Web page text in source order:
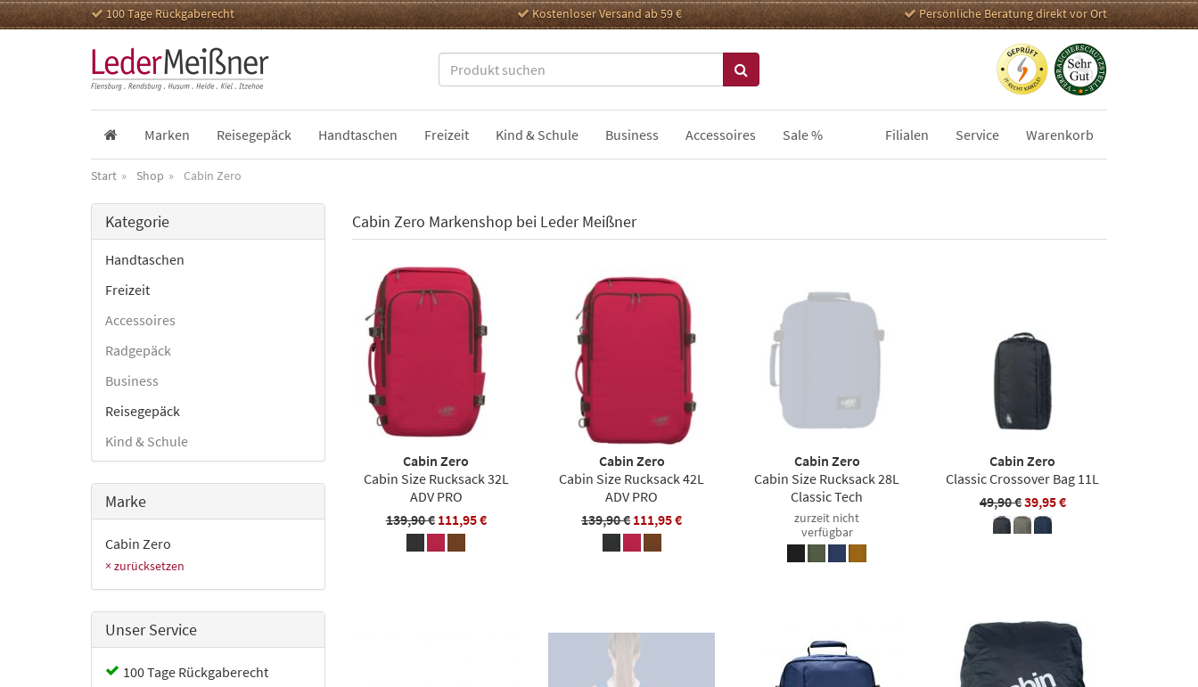
100 Tage Rückgaberecht Kostenloser Versand ab 59 € Persönliche Beratung direkt vor Ort
Marken Reisegepäck Handtaschen Freizeit Kind & Schule Business Accessoires Sale % Filialen Service Warenkorb
Start Shop Cabin Zero
Kategorie
Handtaschen
Freizeit
Accessoires
Radgepäck
Business
Reisegepäck
Kind & Schule
Marke
Cabin Zero
× zurücksetzen
Unser Service
100 Tage Rückgaberecht
Cabin Zero Markenshop bei Leder Meißner
Cabin Zero
Cabin Size Rucksack 32L
ADV PRO
139,90 € 111,95 €
Cabin Zero
Cabin Size Rucksack 42L
ADV PRO
139,90 € 111,95 €
Cabin Zero
Cabin Size Rucksack 28L
Classic Tech
zurzeit nicht
verfügbar
Cabin Zero
Classic Crossover Bag 11L
49,90 €39,95 €